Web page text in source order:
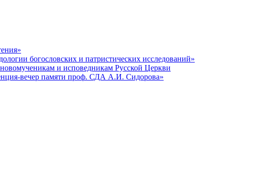
богословских и патристических исследований»
и исповедникам Русской Церкви
вечер памяти проф. СДА А.И. Сидорова»